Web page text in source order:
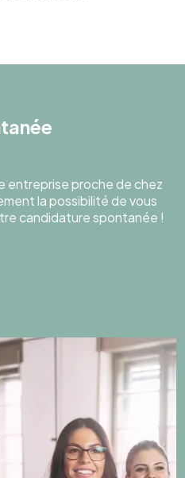
entreprise proche de chez
la possibilité de vous
candidature spontanée !